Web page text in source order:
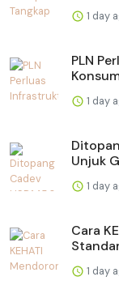
1 day
PLN
1 day
Unjuk
1 day
Cara
1 day